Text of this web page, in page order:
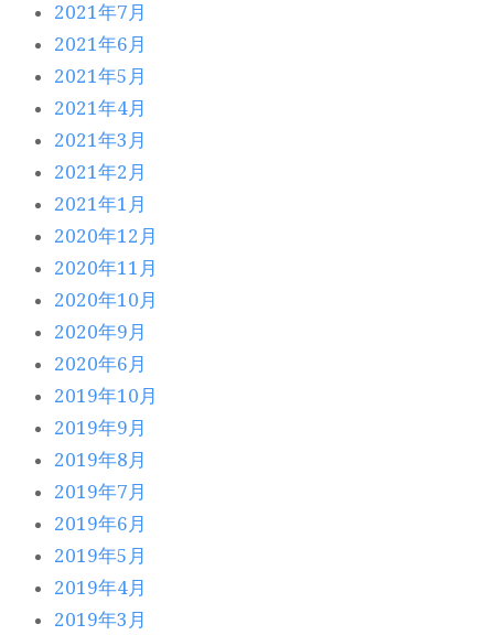
2021年7月
2021年6月
2021年5月
2021年4月
2021年3月
2021年2月
2021年1月
2020年12月
2020年11月
2020年10月
2020年9月
2020年6月
2019年10月
2019年9月
2019年8月
2019年7月
2019年6月
2019年5月
2019年4月
2019年3月